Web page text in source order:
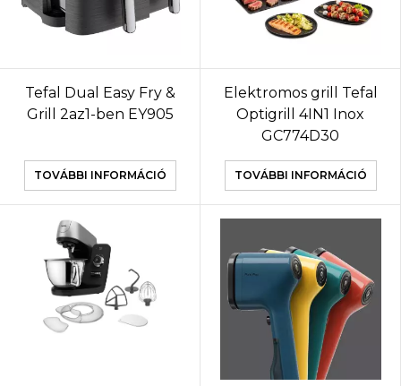
Tefal Dual Easy Fry &
Grill 2az1-ben EY905
TOVÁBBI INFORMÁCIÓ
Elektromos grill Tefal
Optigrill 4IN1 Inox
GC774D30
TOVÁBBI INFORMÁCIÓ